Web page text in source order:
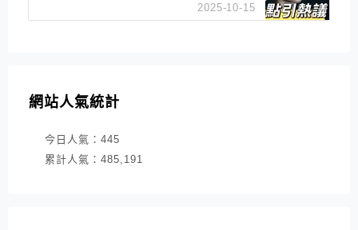
2025-10-15
網站人氣統計
今日人氣： 445
累計人氣： 485,191